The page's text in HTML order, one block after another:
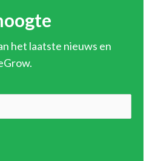
het laatste nieuws en